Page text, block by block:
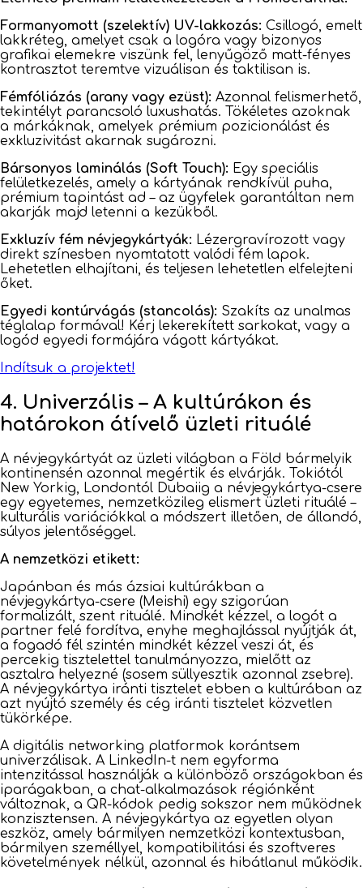
Formanyomott (szelektív) UV-lakkozás: Csillogó, emelt
lakkréteg, amelyet csak a logóra vagy bizonyos
grafikai elemekre viszünk fel, lenyűgöző matt-fényes
kontrasztot teremtve vizuálisan és taktilisan is.
Fémfóliázás (arany vagy ezüst): Azonnal felismerhető,
tekintélyt parancsoló luxushatás. Tökéletes azoknak
a márkáknak, amelyek prémium pozicionálást és
exkluzivitást akarnak sugározni.
Bársonyos laminálás (Soft Touch): Egy speciális
felületkezelés, amely a kártyának rendkívül puha,
prémium tapintást ad – az ügyfelek garantáltan nem
akarják majd letenni a kezükből.
Exkluzív fém névjegykártyák: Lézergravírozott vagy
direkt színesben nyomtatott valódi fém lapok.
Lehetetlen elhajítani, és teljesen lehetetlen elfelejteni
őket.
Egyedi kontúrvágás (stancolás): Szakíts az unalmas
téglalap formával! Kérj lekerekített sarkokat, vagy a
logód egyedi formájára vágott kártyákat.
Indítsuk a projektet!
4. Univerzális – A kultúrákon és
határokon átívelő üzleti rituálé
A névjegykártyát az üzleti világban a Föld bármelyik
kontinensén azonnal megértik és elvárják. Tokiótól
New Yorkig, Londontól Dubaiig a névjegykártya-csere
egy egyetemes, nemzetközileg elismert üzleti rituálé –
kulturális variációkkal a módszert illetően, de állandó,
súlyos jelentőséggel.
A nemzetközi etikett:
Japánban és más ázsiai kultúrákban a
névjegykártya-csere (Meishi) egy szigorúan
formalizált, szent rituálé. Mindkét kézzel, a logót a
partner felé fordítva, enyhe meghajlással nyújtják át,
a fogadó fél szintén mindkét kézzel veszi át, és
percekig tisztelettel tanulmányozza, mielőtt az
asztalra helyezné (sosem süllyesztik azonnal zsebre).
A névjegykártya iránti tisztelet ebben a kultúrában az
azt nyújtó személy és cég iránti tisztelet közvetlen
tükörképe.
A digitális networking platformok korántsem
univerzálisak. A LinkedIn-t nem egyforma
intenzitással használják a különböző országokban és
iparágakban, a chat-alkalmazások régiónként
változnak, a QR-kódok pedig sokszor nem működnek
konzisztensen. A névjegykártya az egyetlen olyan
eszköz, amely bármilyen nemzetközi kontextusban,
bármilyen személlyel, kompatibilitási és szoftveres
követelmények nélkül, azonnal és hibátlanul működik.